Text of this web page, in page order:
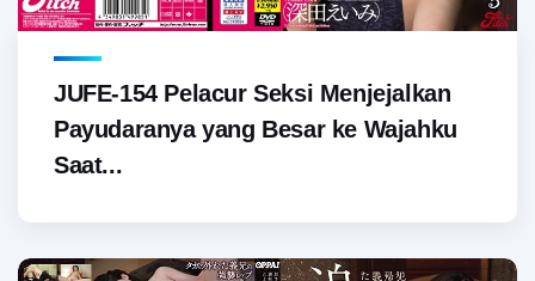
JUFE-154 Pelacur Seksi Menjejalkan
Payudaranya yang Besar ke Wajahku
Saat...